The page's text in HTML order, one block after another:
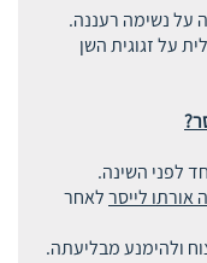
על נשימה רעננה.
על זגוגית השן
לפני השינה.
אורתו לייסרלאחר
ולהימנע מבליעתה.